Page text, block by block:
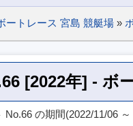
ートレース 宮島 競艇場 »
[2022年] - ボ
の期間(2022/11/06